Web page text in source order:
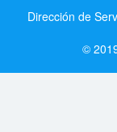
Dirección de
©